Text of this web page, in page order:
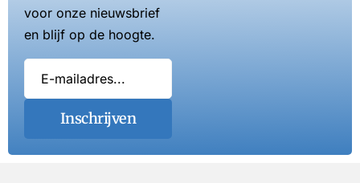
voor onze nieuwsbrief
en blijf op de hoogte.
Inschrijven